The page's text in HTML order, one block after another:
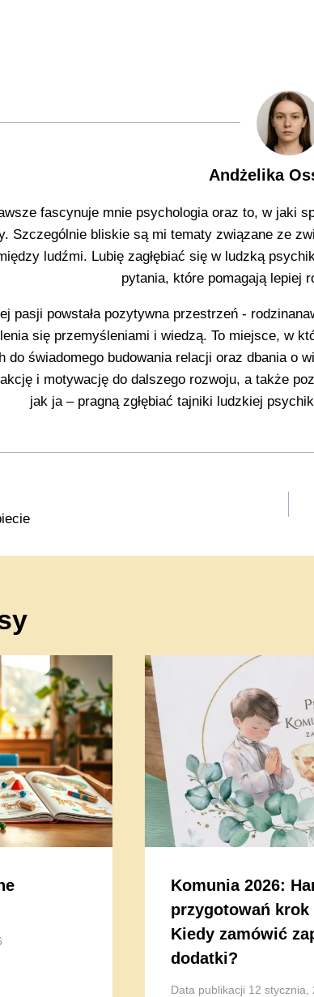
Andżelika
fascynuje mnie psychologia oraz to, w jaki
Szczególnie bliskie są mi tematy związane ze
ludźmi. Lubię zagłębiać się w ludzką
pytania, które pomagają lepiej
pasji powstała pozytywna przestrzeń -
się przemyśleniami i wiedzą. To miejsce, w
do świadomego budowania relacji oraz dbania o
i motywację do dalszego rozwoju, a także
jak ja – pragną zgłębiać tajniki ludzkiej
Komunia 2026:
przygotowań krok
Kiedy zamówić
dodatki?
Data publikacji 12 stycznia,